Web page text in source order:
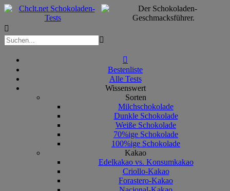



Bestenliste
Alle Tests
Wissenswert
Sorten
Milchschokolade
Dunkle Schokolade
Weiße Schokolade
70%ige Schokolade
100%ige Schokolade
Kakao
Edelkakao vs. Konsumkakao
Criollo-Kakao
Forastero-Kakao